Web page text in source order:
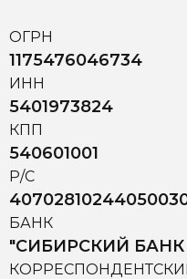
ОГРН
1175476046734
ИНН
5401973824
КПП
540601001
Р/С
БАНК
"СИБИРСКИЙ